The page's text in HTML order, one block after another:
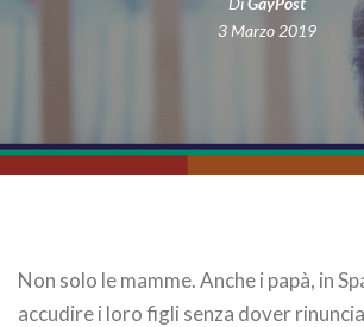
3 Marzo 2019
Non solo le mamme. Anche i papà, in
accudire i loro figli senza dover